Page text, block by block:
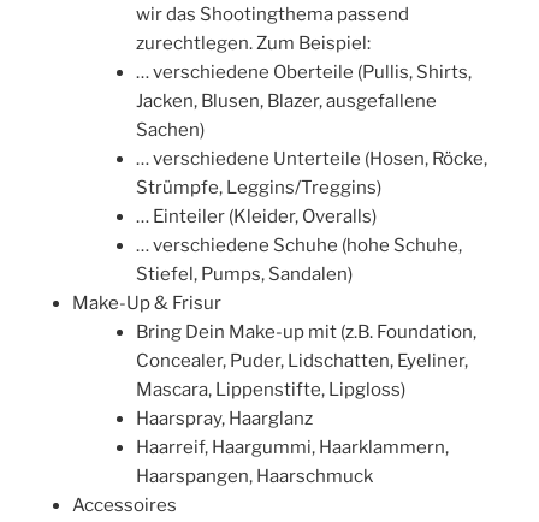
wir das Shootingthema passend
zurechtlegen. Zum Beispiel:
… verschiedene Oberteile (Pullis, Shirts,
Jacken, Blusen, Blazer, ausgefallene
Sachen)
… verschiedene Unterteile (Hosen, Röcke,
Strümpfe, Leggins/Treggins)
… Einteiler (Kleider, Overalls)
… verschiedene Schuhe (hohe Schuhe,
Stiefel, Pumps, Sandalen)
Make-Up & Frisur
Bring Dein Make-up mit (z.B. Foundation,
Concealer, Puder, Lidschatten, Eyeliner,
Mascara, Lippenstifte, Lipgloss)
Haarspray, Haarglanz
Haarreif, Haargummi, Haarklammern,
Haarspangen, Haarschmuck
Accessoires